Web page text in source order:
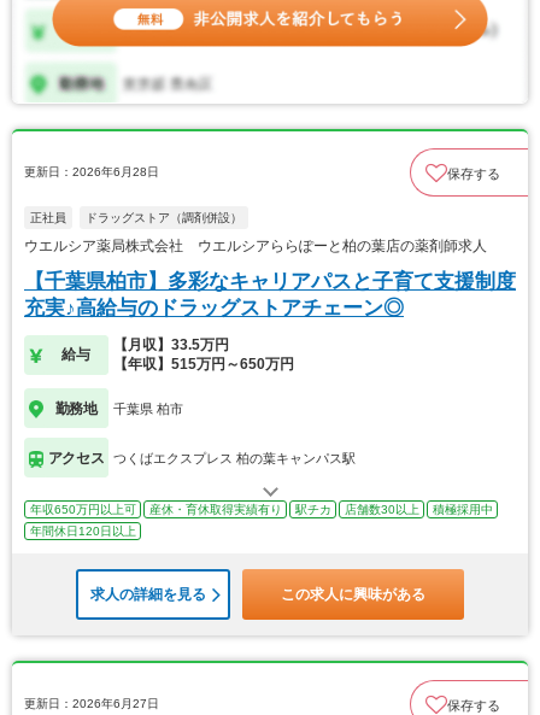
更新日：2026年6月28日 保存する
正社員 ドラッグストア（調剤併設）
ウエルシア薬局株式会社 ウエルシアららぽーと柏の葉店の薬剤師求人
【千葉県柏市】多彩なキャリアパスと子育て支援制度
充実♪高給与のドラッグストアチェーン◎
給与
【月収】33.5万円
【年収】515万円～650万円
勤務地 千葉県 柏市
アクセス つくばエクスプレス 柏の葉キャンパス駅
年収650万円以上可 産休・育休取得実績有り 駅チカ 店舗数30以上
積極採用中
年間休日120日以上
求人の詳細を見る この求人に興味がある
更新日：2026年6月27日 保存する